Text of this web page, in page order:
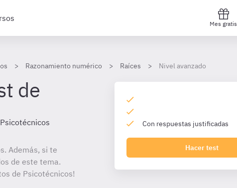
Mes gratis
Razonamiento numérico Raíces Nivel avanzado
de
Además, si te
de este tema.
de Psicotécnicos!
Con respuestas justificadas
Hacer test